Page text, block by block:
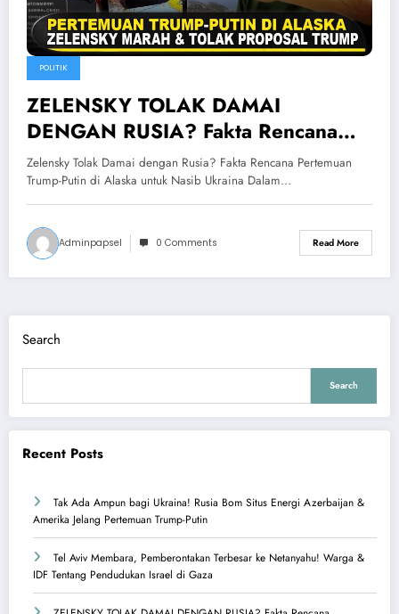
POLITIK
ZELENSKY TOLAK DAMAI
DENGAN RUSIA? Fakta Rencana
Pertemuan Trump-Putin Di Alaska
Untuk Nasib Ukraina
Zelensky Tolak Damai dengan Rusia? Fakta Rencana Pertemuan
Trump-Putin di Alaska untuk Nasib Ukraina Dalam…
Adminpapsel 0 Comments Read More
Search
Search
Recent Posts
Tak Ada Ampun bagi Ukraina! Rusia Bom Situs Energi Azerbaijan &
Amerika Jelang Pertemuan Trump-Putin
Tel Aviv Membara, Pemberontakan Terbesar ke Netanyahu! Warga &
IDF Tentang Pendudukan Israel di Gaza